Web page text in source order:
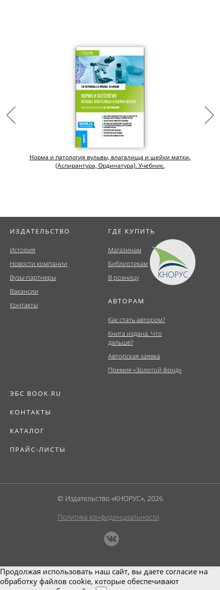
Норма и патология вульвы, влагалища и шейки матки.
(Аспирантура, Ординатура). Учебник.
ИЗДАТЕЛЬСТВО
История
Новости компании
Вузы-партнеры
Вакансии
Контакты
ГДЕ КУПИТЬ
Магазинам
Библиотекам
В розницу
АВТОРАМ
Как стать автором?
Книга издана. Что
дальше?
Авторская заявка
Премия «Золотой фонд»
ЭБС BOOK.RU
КОНТАКТЫ
КАТАЛОГ
ПРАЙС-ЛИСТЫ
© Издательство «КНОРУС», 2026
Политика конфиденциальности
Продолжая использовать наш сайт, вы даете согласие на
обработку файлов cookie, которые обеспечивают